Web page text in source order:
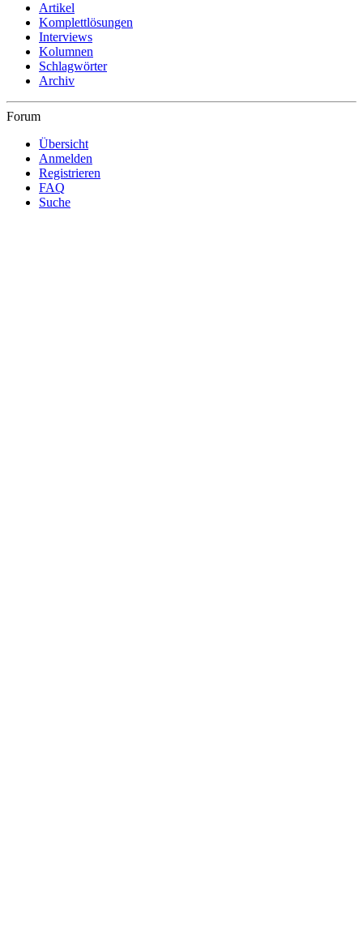
Artikel
Komplettlösungen
Interviews
Kolumnen
Schlagwörter
Archiv
Forum
Übersicht
Anmelden
Registrieren
FAQ
Suche